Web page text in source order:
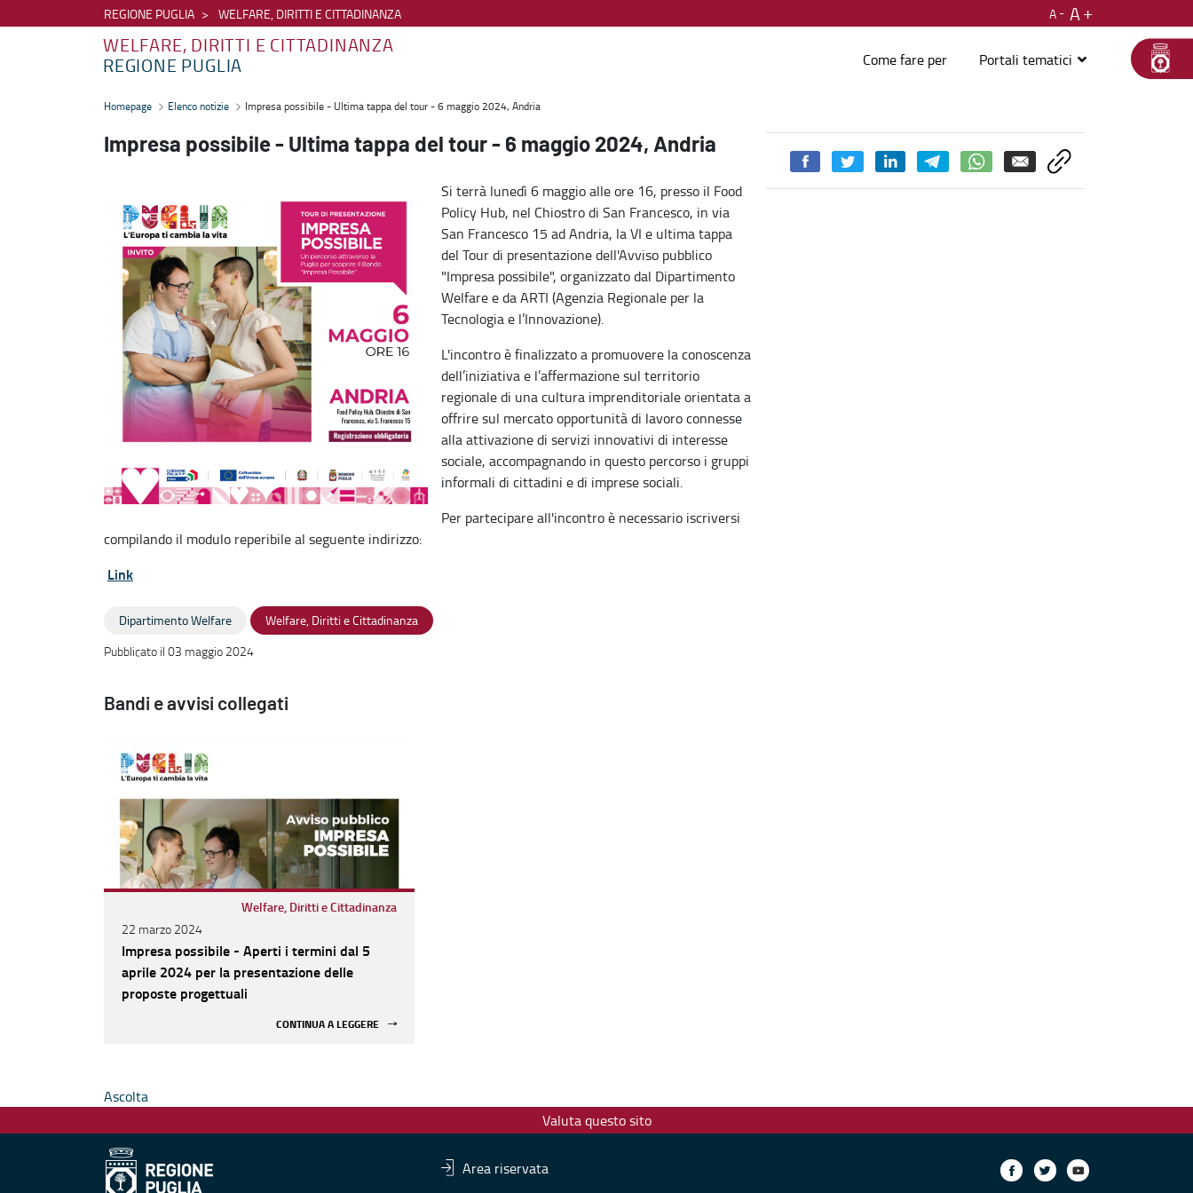
REGIONE PUGLIA WELFARE, DIRITTI E CITTADINANZA A
A
WELFARE, DIRITTI E CITTADINANZA
REGIONE PUGLIA
Come fare per Portali tematici
Impresa possibile - Ultima tappa del tour - 6 maggio 2024, Andria - Welfare, diritti e cittadinanza
Homepage Elenco notizie Impresa possibile - Ultima tappa del tour - 6 maggio 2024, Andria
Impresa possibile - Ultima tappa del tour - 6 maggio 2024, Andria
Si terrà lunedì 6 maggio alle ore 16, presso il Food
Policy Hub, nel Chiostro di San Francesco, in via
San Francesco 15 ad Andria, la VI e ultima tappa
del Tour di presentazione dell'Avviso pubblico
"Impresa possibile", organizzato dal Dipartimento
Welfare e da ARTI (Agenzia Regionale per la
Tecnologia e l’Innovazione).
L'incontro è finalizzato a promuovere la conoscenza
dell’iniziativa e l’affermazione sul territorio
regionale di una cultura imprenditoriale orientata a
offrire sul mercato opportunità di lavoro connesse
alla attivazione di servizi innovativi di interesse
sociale, accompagnando in questo percorso i gruppi
informali di cittadini e di imprese sociali.
Per partecipare all'incontro è necessario iscriversi
compilando il modulo reperibile al seguente indirizzo:
Link
Dipartimento Welfare
Welfare, Diritti e Cittadinanza
Pubblicato il 03 maggio 2024
Bandi e avvisi collegati
Welfare, Diritti e Cittadinanza
22 marzo 2024
Impresa possibile - Aperti i termini dal 5
aprile 2024 per la presentazione delle
proposte progettuali
CONTINUA A LEGGERE
Ascolta
Valuta questo sito
Area riservata